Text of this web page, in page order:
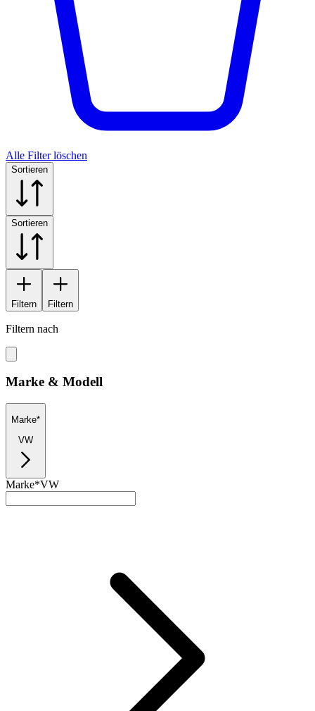
Alle Filter löschen
Sortieren
Sortieren
Filtern Filtern
Filtern nach
Marke & Modell
Marke*
VW
Marke*VW